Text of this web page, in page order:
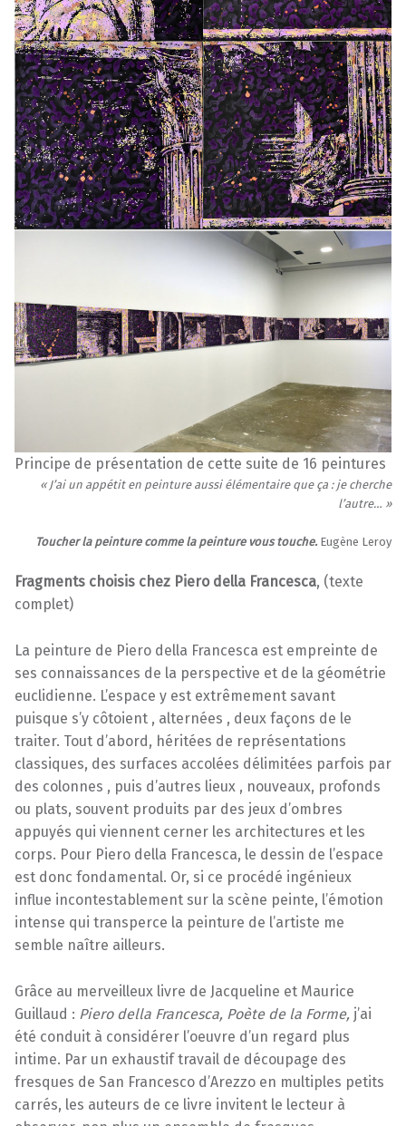
Principe de présentation de cette suite de 16 peintures
« J’ai un appétit en peinture aussi élémentaire que ça : je cherche
l’autre… »
Toucher la peinture comme la peinture vous touche. Eugène Leroy
Fragments choisis chez Piero della Francesca, (texte
complet)
La peinture de Piero della Francesca est empreinte de
ses connaissances de la perspective et de la géométrie
euclidienne. L’espace y est extrêmement savant
puisque s’y côtoient , alternées , deux façons de le
traiter. Tout d’abord, héritées de représentations
classiques, des surfaces accolées délimitées parfois par
des colonnes , puis d’autres lieux , nouveaux, profonds
ou plats, souvent produits par des jeux d’ombres
appuyés qui viennent cerner les architectures et les
corps. Pour Piero della Francesca, le dessin de l’espace
est donc fondamental. Or, si ce procédé ingénieux
influe incontestablement sur la scène peinte, l’émotion
intense qui transperce la peinture de l’artiste me
semble naître ailleurs.
Grâce au merveilleux livre de Jacqueline et Maurice
Guillaud : Piero della Francesca, Poète de la Forme, j’ai
été conduit à considérer l’oeuvre d’un regard plus
intime. Par un exhaustif travail de découpage des
fresques de San Francesco d’Arezzo en multiples petits
carrés, les auteurs de ce livre invitent le lecteur à